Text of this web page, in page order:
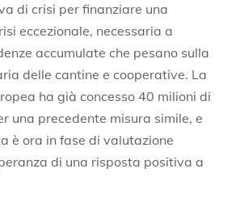
di crisi per finanziare una
eccezionale, necessaria a
accumulate che pesano sulla
delle cantine e cooperative. La
ha già concesso 40 milioni di
una precedente misura simile, e
è ora in fase di valutazione
di una risposta positiva a